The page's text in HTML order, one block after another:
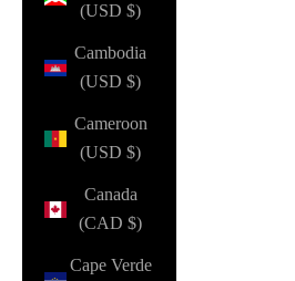
(USD $)
Cambodia
(USD $)
Cameroon
(USD $)
Canada
(CAD $)
Cape Verde